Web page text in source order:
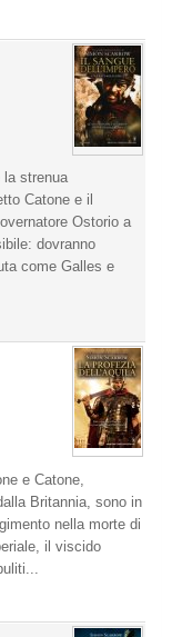
la strenua
Catone e il
Ostorio a
dovranno
come Galles e
e Catone,
Britannia, sono in
nella morte di
il viscido